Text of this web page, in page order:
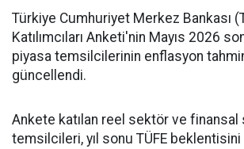
Türkiye Cumhuriyet Merkez Bankası
Katılımcıları Anketi'nin Mayıs 2026
piyasa temsilcilerinin enflasyon
güncellendi.
Ankete katılan reel sektör ve
temsilcileri, yıl sonu TÜFE